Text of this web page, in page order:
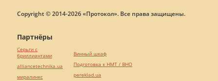
Copyright © 2014-2026 «Протокол». Все права защищены.
Партнёры
Серьги с
бриллиантами
alliancetechnika.ua
миралинкс
Винный шкаф
Подготовка к НМТ / ВНО
pereklad.ua